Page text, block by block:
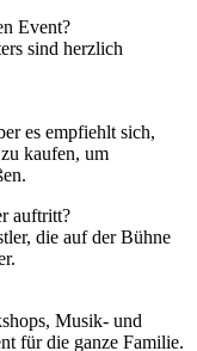
Event?
sind herzlich
es empfiehlt sich,
kaufen, um
auftritt?
die auf der Bühne
Musik- und
für die ganze Familie.